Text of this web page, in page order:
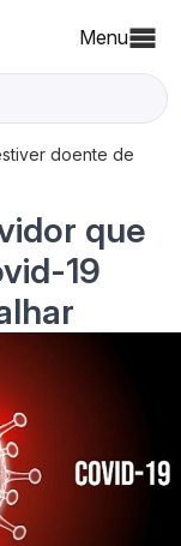
Menu
doente de
que
19